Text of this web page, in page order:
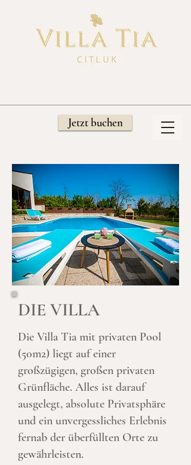
Jetzt buchen
DIE VILLA
Die Villa Tia mit privaten Pool
(50m2) liegt auf einer
großzügigen, großen privaten
Grünfläche. Alles ist darauf
ausgelegt, absolute Privatsphäre
und ein unvergessliches Erlebnis
fernab der überfüllten Orte zu
gewährleisten.